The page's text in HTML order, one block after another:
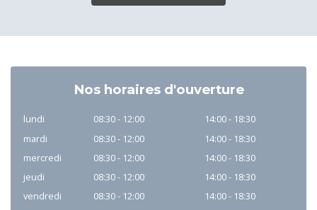
Nos horaires d'ouverture
lundi 08:30 - 12:00
14:00 - 18:30
mardi
08:30 - 12:00
14:00 - 18:30
mercredi
08:30 - 12:00
14:00 - 18:30
jeudi
08:30 - 12:00
14:00 - 18:30
vendredi
08:30 - 12:00
14:00 - 18:30